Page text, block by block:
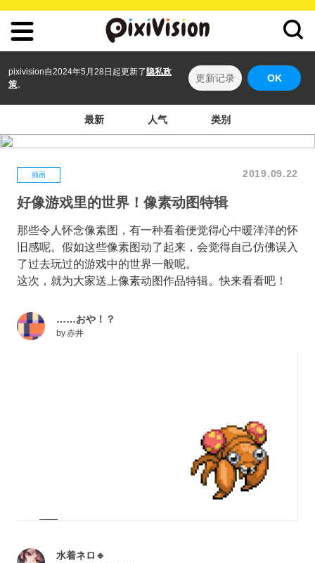
pixivision自2024年5月28日起更新了 隐私政
策。
更新记录 OK
最新 人气 类别
插画 2019.09.22
好像游戏里的世界！像素动图特辑
那些令人怀念像素图，有一种看着便觉得心中暖洋洋的怀
旧感呢。假如这些像素图动了起来，会觉得自己仿佛误入
了过去玩过的游戏中的世界一般呢。
这次，就为大家送上像素动图作品特辑。快来看看吧！
……おや！？
by赤井
水着ネロ🔹